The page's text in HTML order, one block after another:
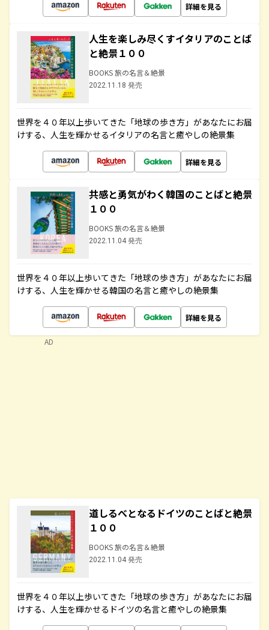
詳細を見る
人生を楽しみ尽くすイタリアのことば
と絶景１００
BOOKS 旅の名言＆絶景
2022.11.18 発売
世界を４０年以上歩いてきた「地球の歩き方」があなたにお届
けする、人生を輝かせるイタリアの名言と癒やしの絶景集
詳細を見る
共感と勇気がわく韓国のことばと絶景
１００
BOOKS 旅の名言＆絶景
2022.11.04 発売
世界を４０年以上歩いてきた「地球の歩き方」があなたにお届
けする、人生を輝かせる韓国の名言と癒やしの絶景集
詳細を見る
道しるべとなるドイツのことばと絶景
１００
BOOKS 旅の名言＆絶景
2022.11.04 発売
世界を４０年以上歩いてきた「地球の歩き方」があなたにお届
けする、人生を輝かせるドイツの名言と癒やしの絶景集
AD